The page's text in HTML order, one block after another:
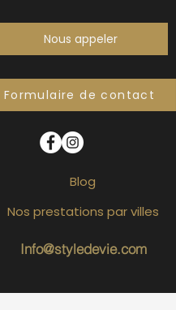
Nous appeler
Formulaire de contact
Blog
Info@styledevie.com
Nos prestations par villes